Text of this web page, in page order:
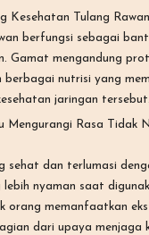
Kesehatan Tulang Rawan
berfungsi sebagai
Gamat mengandung
berbagai nutrisi yang
jaringan tersebut.
Mengurangi Rasa Tidak
sehat dan terlumasi
lebih nyaman saat
orang memanfaatkan
dari upaya menjaga